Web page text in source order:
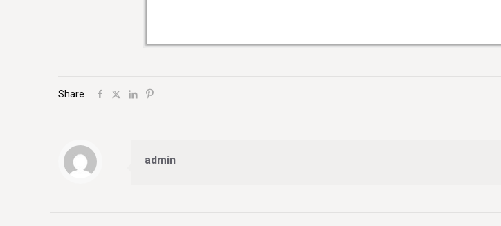
Share
admin